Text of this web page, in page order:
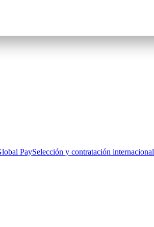
PaySelección y contratación internacional